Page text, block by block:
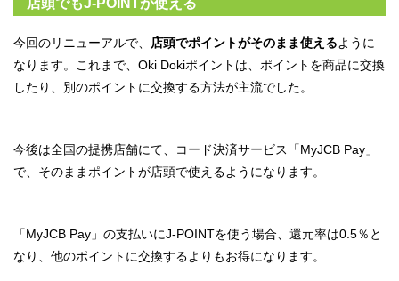
今回のリニューアルで、 店頭でポイントがそのまま使えるように
なります。これまで、Oki Dokiポイントは、ポイントを商品に交換
したり、別のポイントに交換する方法が主流でした。
今後は全国の提携店舗にて、コード決済サービス「MyJCB Pay」
で、そのままポイントが店頭で使えるようになります。
「MyJCB Pay」の支払いにJ-POINTを使う場合、還元率は0.5％と
なり、他のポイントに交換するよりもお得になります。